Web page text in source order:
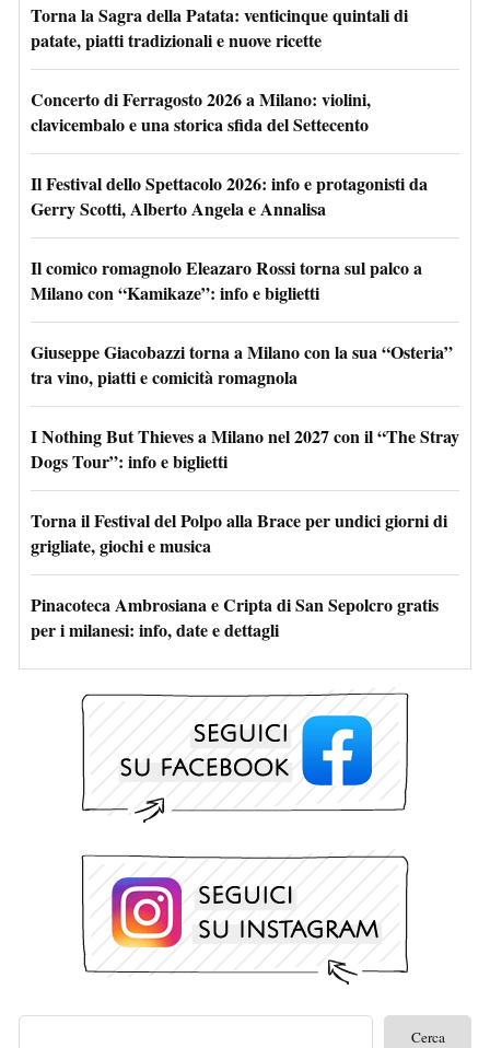
Torna la Sagra della Patata: venticinque quintali di
patate, piatti tradizionali e nuove ricette
Concerto di Ferragosto 2026 a Milano: violini,
clavicembalo e una storica sfida del Settecento
Il Festival dello Spettacolo 2026: info e protagonisti da
Gerry Scotti, Alberto Angela e Annalisa
Il comico romagnolo Eleazaro Rossi torna sul palco a
Milano con “Kamikaze”: info e biglietti
Giuseppe Giacobazzi torna a Milano con la sua “Osteria”
tra vino, piatti e comicità romagnola
I Nothing But Thieves a Milano nel 2027 con il “The Stray
Dogs Tour”: info e biglietti
Torna il Festival del Polpo alla Brace per undici giorni di
grigliate, giochi e musica
Pinacoteca Ambrosiana e Cripta di San Sepolcro gratis
per i milanesi: info, date e dettagli